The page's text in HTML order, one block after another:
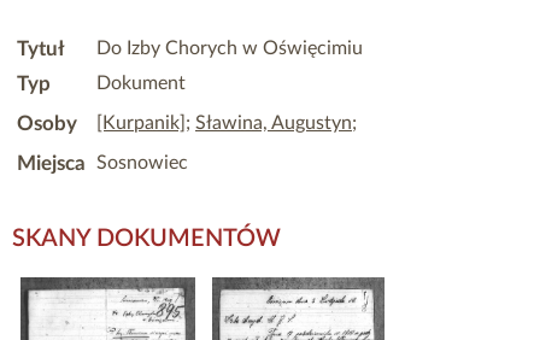
Tytuł Do Izby Chorych w Oświęcimiu
Typ Dokument
Osoby [Kurpanik] ; Sławina, Augustyn;
Miejsca Sosnowiec
SKANY DOKUMENTÓW